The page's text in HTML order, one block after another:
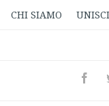
CHI SIAMO